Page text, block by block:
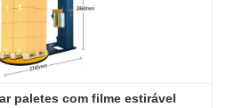
paletes com filme estirável